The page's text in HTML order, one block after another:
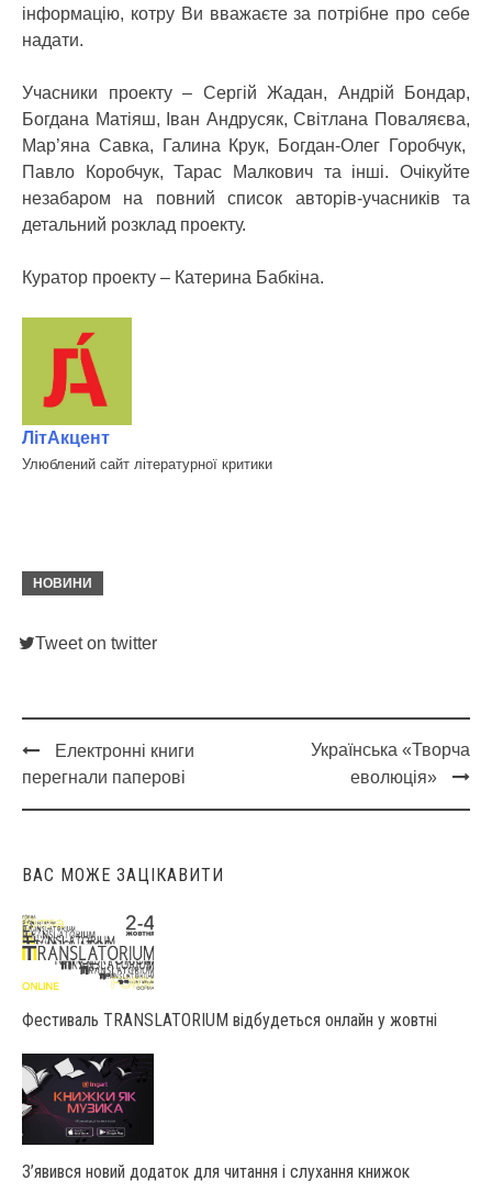
інформацію, котру Ви вважаєте за потрібне про себе
надати.
Учасники проекту – Сергій Жадан, Андрій Бондар,
Богдана Матіяш, Іван Андрусяк, Світлана Поваляєва,
Мар’яна Савка, Галина Крук, Богдан-Олег Горобчук,
Павло Коробчук, Тарас Малкович та інші. Очікуйте
незабаром на повний список авторів-учасників та
детальний розклад проекту.
Куратор проекту – Катерина Бабкіна.
ЛітАкцент
Улюблений сайт літературної критики
НОВИНИ
Tweet on twitter
Post
navigation
Електронні книги
перегнали паперові
Українська «Творча
еволюція»
ВАС МОЖЕ ЗАЦІКАВИТИ
Фестиваль TRANSLATORIUM відбудеться онлайн у жовтні
З’явився новий додаток для читання і слухання книжок